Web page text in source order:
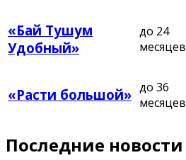
«Бай Тушум
Удобный»
до 24
месяцев
«Расти большой» до 36
месяцев
Последние новости